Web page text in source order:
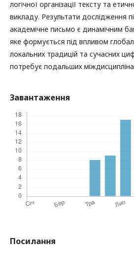
логічної організації тексту та
викладу. Результати дослідження
академічне письмо є динамічним
яке формується під впливом
локальних традицій та сучасних
потребує подальших
Завантаження
Посилання